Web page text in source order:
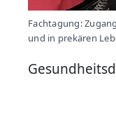
Fachtagung:
und in prekären